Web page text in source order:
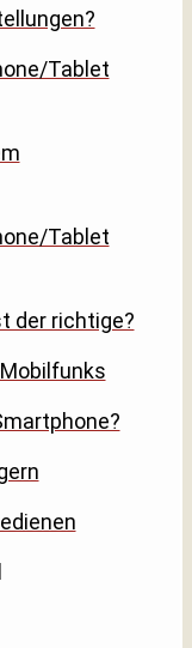
Tablet
Tablet
der richtige?